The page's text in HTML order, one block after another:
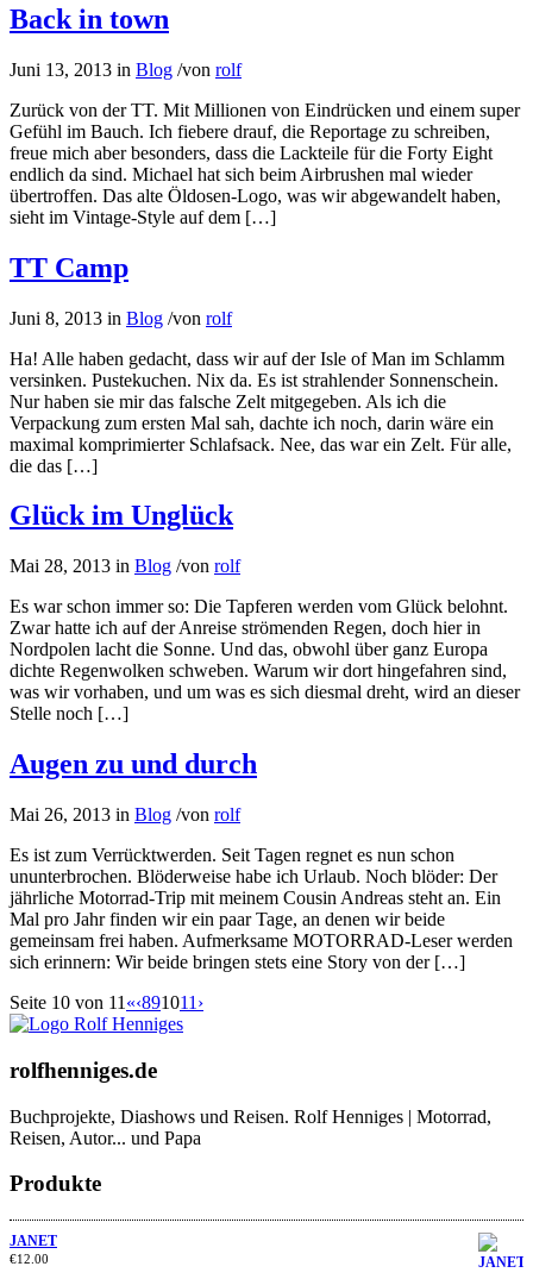
Back in town
Juni 13, 2013 in Blog /von rolf
Zurück von der TT. Mit Millionen von Eindrücken und einem super
Gefühl im Bauch. Ich fiebere drauf, die Reportage zu schreiben,
freue mich aber besonders, dass die Lackteile für die Forty Eight
endlich da sind. Michael hat sich beim Airbrushen mal wieder
übertroffen. Das alte Öldosen-Logo, was wir abgewandelt haben,
sieht im Vintage-Style auf dem […]
TT Camp
Juni 8, 2013 in Blog /von rolf
Ha! Alle haben gedacht, dass wir auf der Isle of Man im Schlamm
versinken. Pustekuchen. Nix da. Es ist strahlender Sonnenschein.
Nur haben sie mir das falsche Zelt mitgegeben. Als ich die
Verpackung zum ersten Mal sah, dachte ich noch, darin wäre ein
maximal komprimierter Schlafsack. Nee, das war ein Zelt. Für alle,
die das […]
Glück im Unglück
Mai 28, 2013 in Blog /von rolf
Es war schon immer so: Die Tapferen werden vom Glück belohnt.
Zwar hatte ich auf der Anreise strömenden Regen, doch hier in
Nordpolen lacht die Sonne. Und das, obwohl über ganz Europa
dichte Regenwolken schweben. Warum wir dort hingefahren sind,
was wir vorhaben, und um was es sich diesmal dreht, wird an dieser
Stelle noch […]
Augen zu und durch
Mai 26, 2013 in Blog /von rolf
Es ist zum Verrücktwerden. Seit Tagen regnet es nun schon
ununterbrochen. Blöderweise habe ich Urlaub. Noch blöder: Der
jährliche Motorrad-Trip mit meinem Cousin Andreas steht an. Ein
Mal pro Jahr finden wir ein paar Tage, an denen wir beide
gemeinsam frei haben. Aufmerksame MOTORRAD-Leser werden
sich erinnern: Wir beide bringen stets eine Story von der […]
Seite 10 von 11 «‹891011 ›
rolfhenniges.de
Buchprojekte, Diashows und Reisen. Rolf Henniges | Motorrad,
Reisen, Autor... und Papa
Produkte
JANET
€12.00